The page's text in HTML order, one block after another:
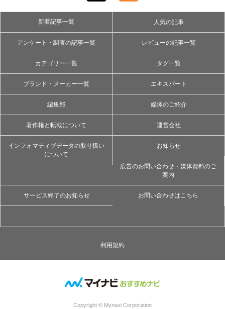
新着記事一覧 人気の記事
アンケート・調査の記事一覧 レビューの記事一覧
カテゴリー一覧 タグ一覧
ブランド・メーカー一覧 エキスパート
編集部 媒体のご紹介
著作権と転載について 運営会社
インフォマティブデータの取り扱い
について
お知らせ
広告のお問い合わせ・媒体資料のご
案内
サービス終了のお知らせ お問い合わせはこちら
利用規約
Copyright © Mynavi Corporation